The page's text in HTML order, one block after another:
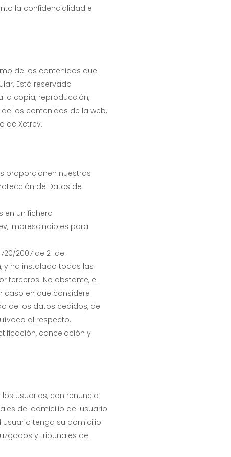
la confidencialidad e
de los contenidos que
Está reservado
la copia, reproducción,
los contenidos de la web,
de Xetrev.
proporcionen nuestras
de Datos de
en un fichero
imprescindibles para
2007 de 21 de
y ha instalado todas las
terceros. No obstante, el
caso en que considere
de los datos cedidos, de
al respecto.
cancelación y
usuarios, con renuncia
del domicilio del usuario
usuario tenga su domicilio
y tribunales del